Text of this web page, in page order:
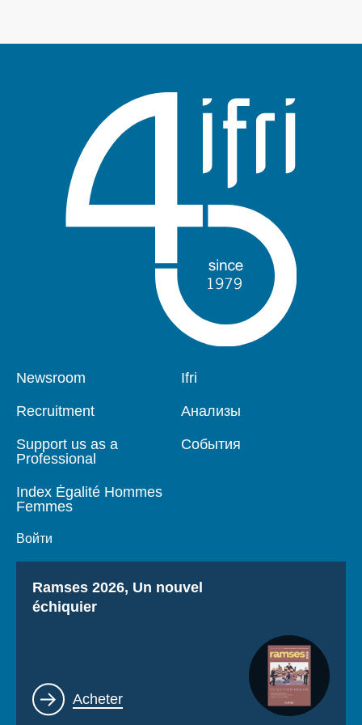
Поддержать Ифри
Pied
Newsroom
Recruitment
Support us as a
Professional
Index Égalité Hommes
Femmes
Войти
Navigation
Ifri
Анализы
События
Titre
Ramses 2026, Un nouvel
échiquier
Lien
Acheter